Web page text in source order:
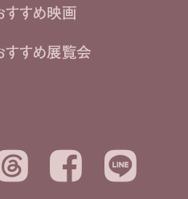
すめ映画
すめ展覧会
Facebook LINE